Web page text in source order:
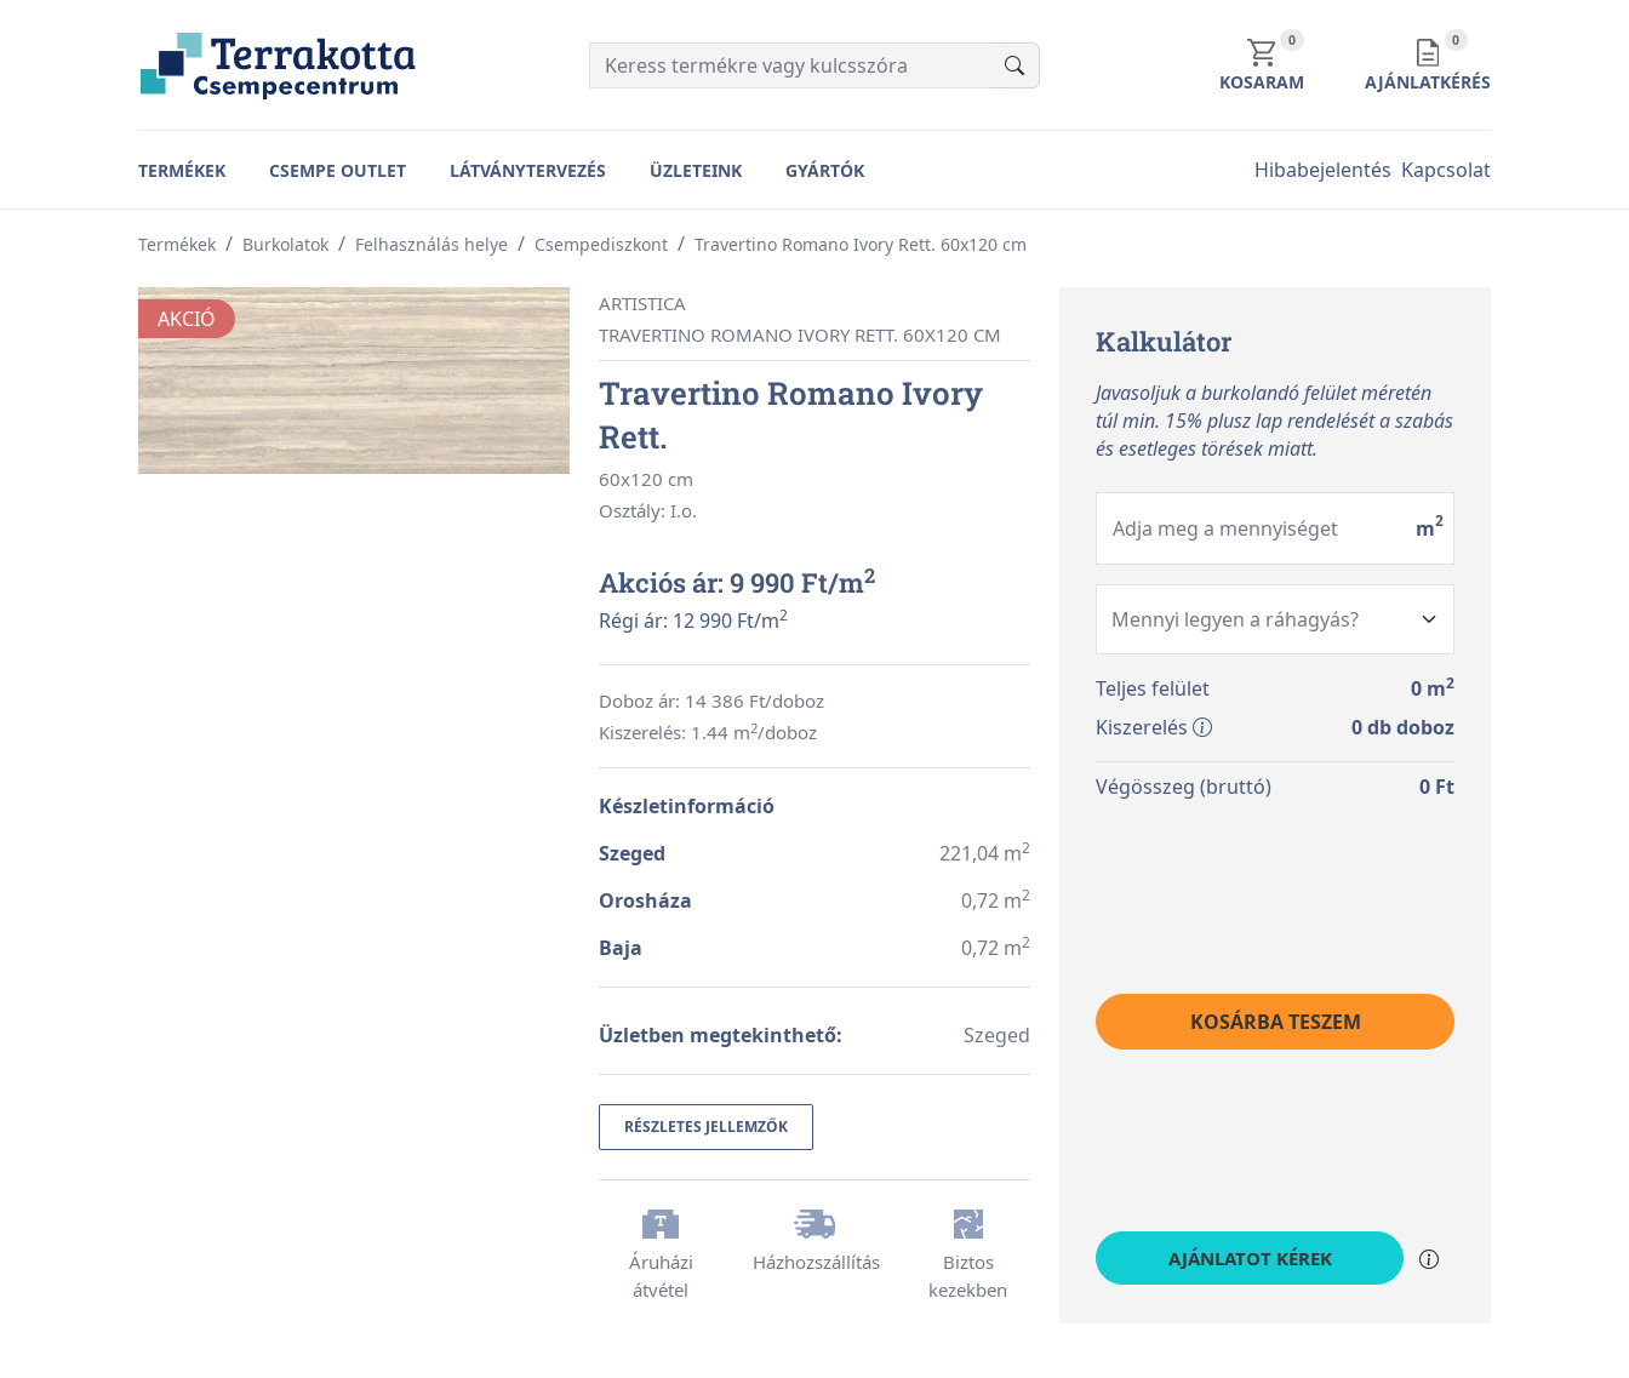
0KOSÁR TARTALMA
KOSARAM
0AJÁNLATKÉRÉS TARTALMA
AJÁNLATKÉRÉS
TERMÉKEK CSEMPE OUTLET LÁTVÁNYTERVEZÉS ÜZLETEINK GYÁRTÓK Hibabejelentés Kapcsolat
Termékek Burkolatok Felhasználás helye Csempediszkont Travertino Romano Ivory Rett. 60x120 cm
AKCIÓ
ARTISTICA
TRAVERTINO ROMANO IVORY RETT. 60X120 CM
Travertino Romano Ivory
Rett.
60x120 cm
Osztály: I.o.
Akciós ár: 9 990 Ft/m2
Régi ár: 12 990 Ft/m2
Doboz ár: 14 386 Ft/doboz
Kiszerelés: 1.44 m2/doboz
Készletinformáció
Szeged
221,04 m2
Orosháza 0,72 m2
Baja 0,72 m2
Üzletben megtekinthető: Szeged
RÉSZLETES JELLEMZŐK
Áruházi
átvétel
Házhozszállítás
Biztos
kezekben
Kalkulátor
Javasoljuk a burkolandó felület méretén
túl min. 15% plusz lap rendelését a szabás
és esetleges törések miatt.
Adja meg a mennyiséget m2
Teljes felület 0 m2
Kiszerelés 0db doboz
Végösszeg (bruttó) 0 Ft
KOSÁRBA TESZEM
AJÁNLATOT KÉREK